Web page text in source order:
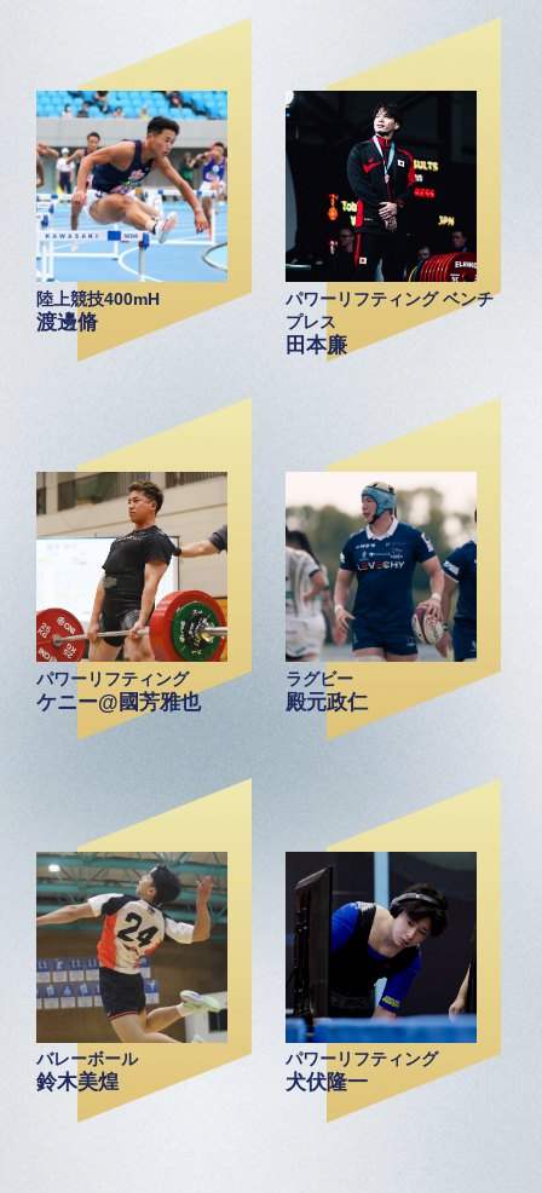
陸上競技400mH
渡邊脩
パワーリフティング ベンチ
プレス
田本廉
パワーリフティング
ケニー@國芳雅也
ラグビー
殿元政仁
バレーボール
鈴木美煌
パワーリフティング
犬伏隆一